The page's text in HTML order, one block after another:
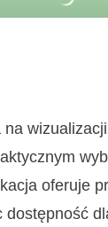
oferuje
dostępność